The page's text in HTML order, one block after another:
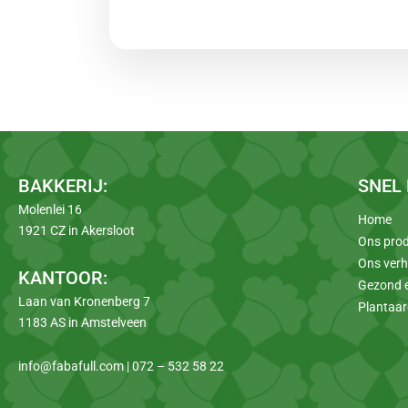
BAKKERIJ:
Molenlei 16
1921 CZ in Akersloot
KANTOOR:
Laan van Kronenberg 7
1183 AS in Amstelveen
info@fabafull.com | 072 – 532 58 22
SNEL
Home
Ons
Ons
Gezond